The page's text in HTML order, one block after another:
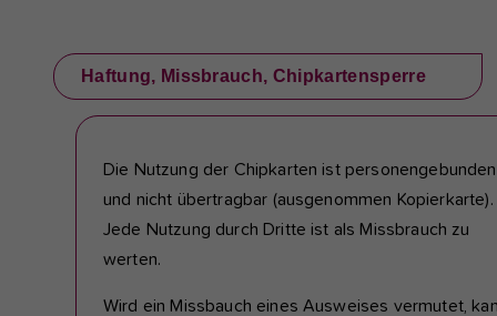
Haftung, Missbrauch, Chipkartensperre
Die Nutzung der Chipkarten ist personengebunden
und nicht übertragbar (ausgenommen Kopierkarte).
Jede Nutzung durch Dritte ist als Missbrauch zu
werten.
Wird ein Missbauch eines Ausweises vermutet,